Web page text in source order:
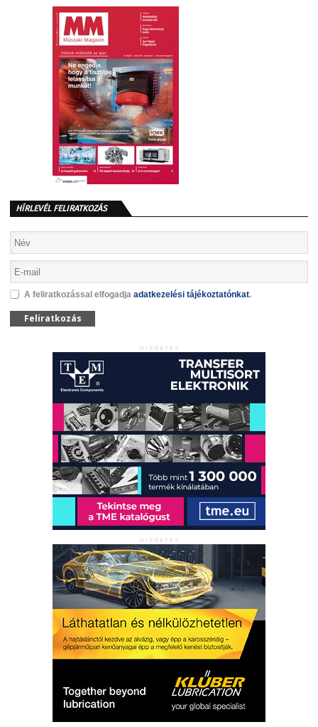
HÍRLEVÉL FELIRATKOZÁS
A feliratkozással elfogadja adatkezelési tájékoztatónkat.
Feliratkozás
HIRDETÉS
HIRDETÉS